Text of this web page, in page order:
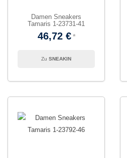
Damen Sneakers
Tamaris 1-23731-41
46,72 €
SNEAKIN